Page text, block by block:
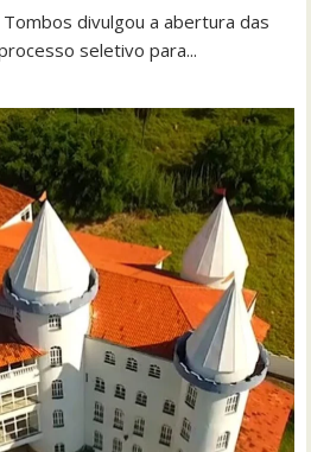
divulgou a abertura das
seletivo para...